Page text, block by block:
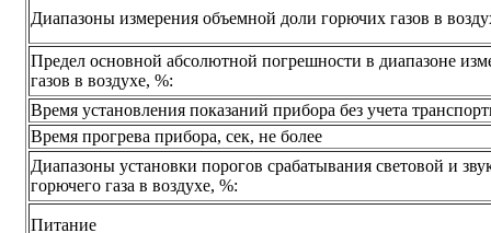
Диапазоны измерения объемной доли горючих газов в
Предел основной абсолютной погрешности в диапазоне
газов в воздухе, %:
Время установления показаний прибора без учета
Время прогрева прибора, сек, не более
Диапазоны установки порогов срабатывания световой и
горючего газа в воздухе, %:
Питание